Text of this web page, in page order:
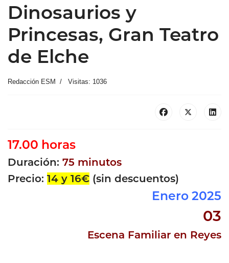
Dinosaurios y
Princesas, Gran Teatro
de Elche
Redacción ESM Visitas: 1036
17.00 horas
Duración: 75 minutos
Precio: 14 y 16€ (sin descuentos)
Enero 2025
03
Escena Familiar en Reyes